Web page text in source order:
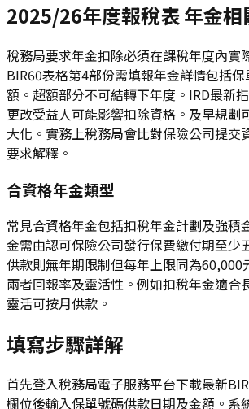
2025/26年度報稅表 年金相
稅務局要求年金扣除必須在課稅年度內實
BIR60表格第4部份需填報年金詳情包括
額。超額部分不可結轉下年度。IRD最新
更改受益人可能影響扣除資格。及早規劃
大化。實務上稅務局會比對保險公司提交
要求解釋。
合資格年金類型
常見合資格年金包括扣稅年金計劃及強積
金需由認可保險公司發行保費繳付期至少
供款則無年期限制但每年上限同為60,000
兩者回報率及靈活性。例如扣稅年金適合
靈活可按月供款。
填寫步驟詳解
首先登入稅務局電子服務平台下載最新
欄位後輸入保單號碼供款日期及金額。系